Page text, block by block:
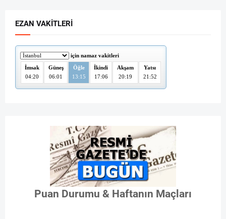
EZAN VAKITLERI
Puan Durumu & Haftanın Maçları